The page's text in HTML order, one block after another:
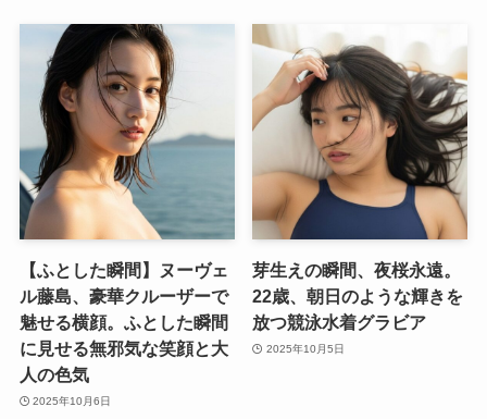
【ふとした瞬間】ヌーヴェ
ル藤島、豪華クルーザーで
魅せる横顔。ふとした瞬間
に見せる無邪気な笑顔と大
人の色気
2025年10月6日
芽生えの瞬間、夜桜永遠。
22歳、朝日のような輝きを
放つ競泳水着グラビア
2025年10月5日